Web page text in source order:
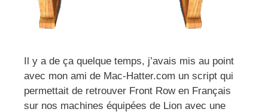
Il y a de ça quelque temps, j’avais mis au point
avec mon ami de Mac-Hatter.com un script qui
permettait de retrouver Front Row en Français
sur nos machines équipées de Lion avec une